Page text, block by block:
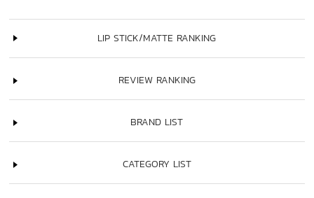
LIP STICK/MATTE RANKING
REVIEW RANKING
BRAND LIST
CATEGORY LIST